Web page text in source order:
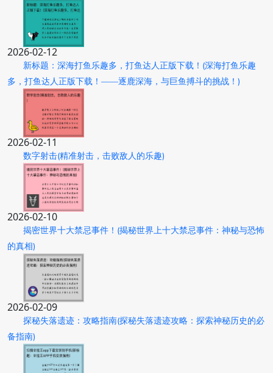
2026-02-12
新标题：深海打鱼乐趣多，打鱼达人正版下载！(深海打鱼乐趣
多，打鱼达人正版下载！——逐鹿深海，与巨鱼搏斗的挑战！)
2026-02-11
数字射击(精准射击，击败敌人的乐趣)
2026-02-10
揭密世界十大禁忌事件！(揭秘世界上十大禁忌事件：神秘与恐怖
的真相)
2026-02-09
探秘失落遗迹：攻略指南(探秘失落遗迹攻略：探索神秘历史的必
备指南)